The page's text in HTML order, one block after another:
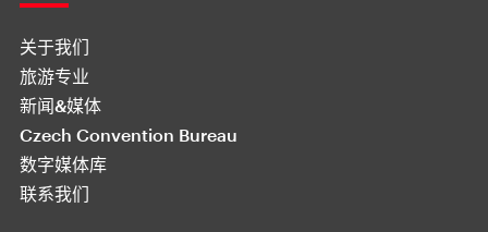
关于我们
旅游专业
新闻&媒体
Czech Convention Bureau
数字媒体库
联系我们